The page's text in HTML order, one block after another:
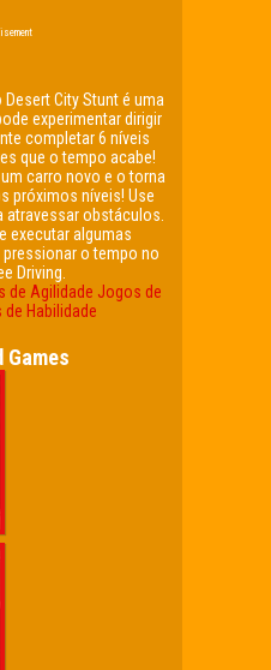
Desert City Stunt é uma
experimentar dirigir
completar 6 níveis
que o tempo acabe!
carro novo e o torna
próximos níveis! Use
obstáculos.
executar algumas
o tempo no
Driving.
de Agilidade Jogos de
Habilidade
Games